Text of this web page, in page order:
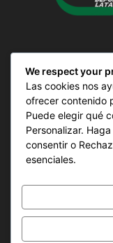
ComunicAr
por el director y
2018,
deportivas de
mundo, todos los
la pasión por
capacitados para
We respect your
Las cookies nos
ofrecer contenido
Puede elegir qué
Personalizar.
consentir o
esenciales.